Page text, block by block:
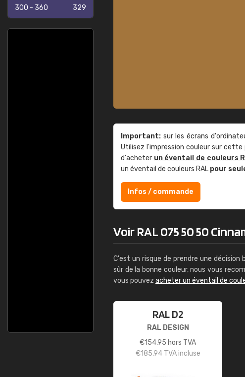
300 - 360 329
Important: sur les écrans
Utilisez l'impression couleur sur
d'acheter un éventail de couleurs
un éventail de couleurs RAL pour
Infos / commande
Voir RAL 075 50 50
C'est un risque de prendre une décision
sûr de la bonne couleur, nous vous
vous pouvez acheter un éventail de
RAL D2
RAL DESIGN
€154,95 hors TVA
€185,94TVA incluse